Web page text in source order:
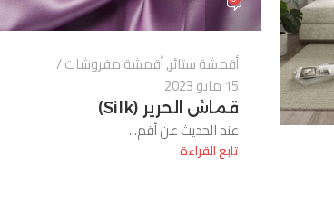
أقمشة ستائر,أقمشة مفروشات
15 مايو 2023
قماش الحرير (Silk)
عند الحديث عن أقم...
تابع القراءة